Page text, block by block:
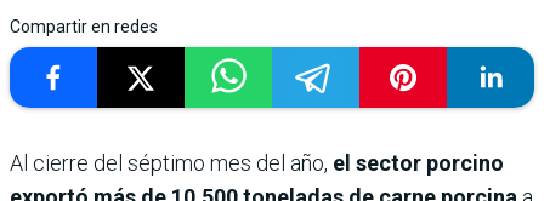
Compartir en redes
Al cierre del séptimo mes del año, el sector porcino